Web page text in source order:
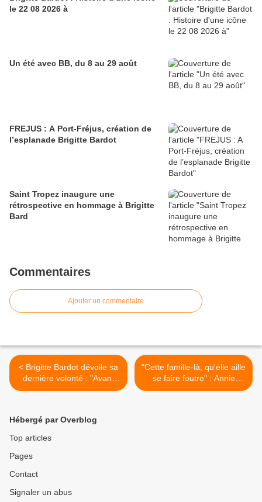
le 22 08 2026 à
Un été avec BB, du 8 au 29 août
FREJUS : A Port-Fréjus, création de
l’esplanade Brigitte Bardot
Saint Tropez inaugure une
rétrospective en hommage à Brigitte
Bard
Commentaires
Ajouter un commentaire
< Brigitte Bardot dévoile sa
dernière volonté : "Avant
mon grand départ..."
"Cette famille-là, qu'elle aille
se faire foutre" : Annie
Girardot abandonnée, la
Hébergé par Overblog
Top articles
Pages
Contact
Signaler un abus